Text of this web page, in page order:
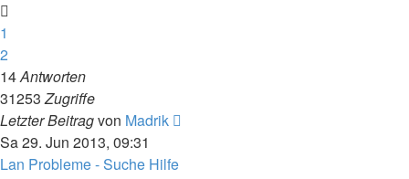
1
2
14Antworten
31253Zugriffe
Letzter Beitragvon Madrik
Sa 29. Jun 2013, 09:31
Lan Probleme - Suche Hilfe